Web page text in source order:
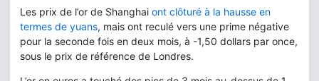
Les prix de l’or de Shanghai ont clôturé à la hausse en
termes de yuans, mais ont reculé vers une prime négative
pour la seconde fois en deux mois, à -1,50 dollars par once,
sous le prix de référence de Londres.